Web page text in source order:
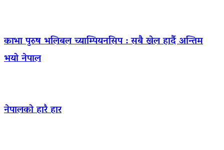
काभा पुरुष भलिबल च्याम्पियनसिप : सबै खेल हार्दै अन्तिम
भयो नेपाल
नेपालको हारै हार